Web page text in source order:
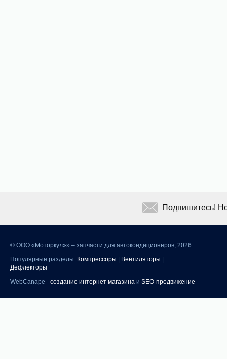
© ООО «Моторкул»» – запчасти для автокондиционеров, 2026
Популярные разделы: Компрессоры Вентиляторы
Дефлекторы
WebCanape - создание интернет магазина и SEO-продвижение
Подпишитесь!